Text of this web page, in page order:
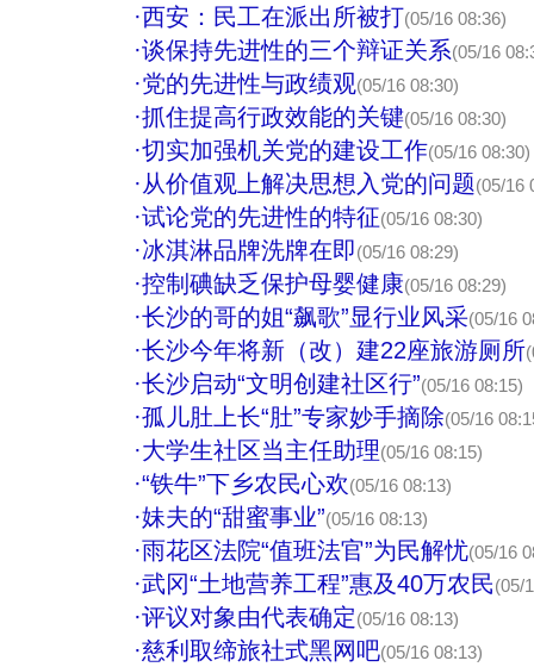
·西安：民工在派出所被打(05/16 08:36)
·谈保持先进性的三个辩证关系(05/16
·党的先进性与政绩观(05/16 08:30)
·抓住提高行政效能的关键(05/16 08:30)
·切实加强机关党的建设工作(05/16 08:30)
·从价值观上解决思想入党的问题(05/16
·试论党的先进性的特征(05/16 08:30)
·冰淇淋品牌洗牌在即(05/16 08:29)
·控制碘缺乏保护母婴健康(05/16 08:29)
·长沙的哥的姐“飙歌”显行业风采(05/16
·长沙今年将新（改）建22座旅游厕所
·长沙启动“文明创建社区行”(05/16 08:15)
·孤儿肚上长“肚”专家妙手摘除(05/16
·大学生社区当主任助理(05/16 08:15)
·“铁牛”下乡农民心欢(05/16 08:13)
·妹夫的“甜蜜事业”(05/16 08:13)
·雨花区法院“值班法官”为民解忧(05/16
·武冈“土地营养工程”惠及40万农民(05/
·评议对象由代表确定(05/16 08:13)
·慈利取缔旅社式黑网吧(05/16 08:13)